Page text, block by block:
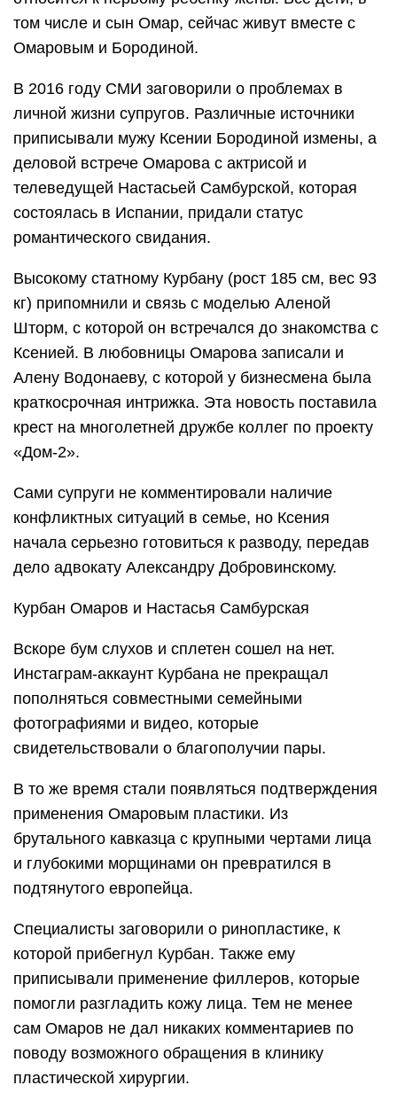
том числе и сын Омар, сейчас живут вместе с
Омаровым и Бородиной.
В 2016 году СМИ заговорили о проблемах в
личной жизни супругов. Различные источники
приписывали мужу Ксении Бородиной измены, а
деловой встрече Омарова с актрисой и
телеведущей Настасьей Самбурской, которая
состоялась в Испании, придали статус
романтического свидания.
Высокому статному Курбану (рост 185 см, вес 93
кг) припомнили и связь с моделью Аленой
Шторм, с которой он встречался до знакомства с
Ксенией. В любовницы Омарова записали и
Алену Водонаеву, с которой у бизнесмена была
краткосрочная интрижка. Эта новость поставила
крест на многолетней дружбе коллег по проекту
«Дом-2».
Сами супруги не комментировали наличие
конфликтных ситуаций в семье, но Ксения
начала серьезно готовиться к разводу, передав
дело адвокату Александру Добровинскому.
Курбан Омаров и Настасья Самбурская
Вскоре бум слухов и сплетен сошел на нет.
Инстаграм-аккаунт Курбана не прекращал
пополняться совместными семейными
фотографиями и видео, которые
свидетельствовали о благополучии пары.
В то же время стали появляться подтверждения
применения Омаровым пластики. Из
брутального кавказца с крупными чертами лица
и глубокими морщинами он превратился в
подтянутого европейца.
Специалисты заговорили о ринопластике, к
которой прибегнул Курбан. Также ему
приписывали применение филлеров, которые
помогли разгладить кожу лица. Тем не менее
сам Омаров не дал никаких комментариев по
поводу возможного обращения в клинику
пластической хирургии.